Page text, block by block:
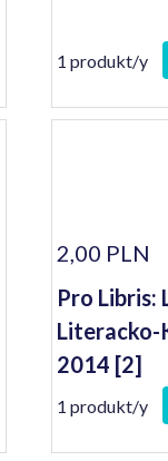
1 produkt/y
2,00 PLN
Pro Libris:
Literacko-
2014 [2]
1 produkt/y